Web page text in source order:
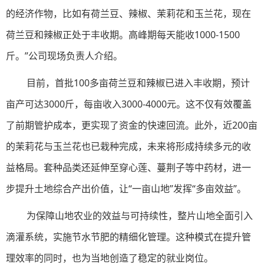
的经济作物，比如有荷兰豆、辣椒、茉莉花和玉兰花，现在
荷兰豆和辣椒正处于丰收期。高峰期每天能收1000-1500
斤。”公司现场负责人介绍。
目前，首批100多亩荷兰豆和辣椒已进入丰收期，预计
亩产可达3000斤，每亩收入3000-4000元。这不仅有效覆盖
了前期管护成本，更实现了资金的快速回流。此外，近200亩
的茉莉花与玉兰花也已栽种完成，未来将形成持续多元的收
益格局。套种品类还延伸至穿心莲、蔓荆子等中药材，进一
步提升土地综合产出价值，让“一亩山地”发挥“多亩效益”。
为保障山地农业的效益与可持续性，整片山地全面引入
滴灌系统，实施节水节肥的精细化管理。这种模式在提升管
理效率的同时，也为当地创造了稳定的就业岗位。